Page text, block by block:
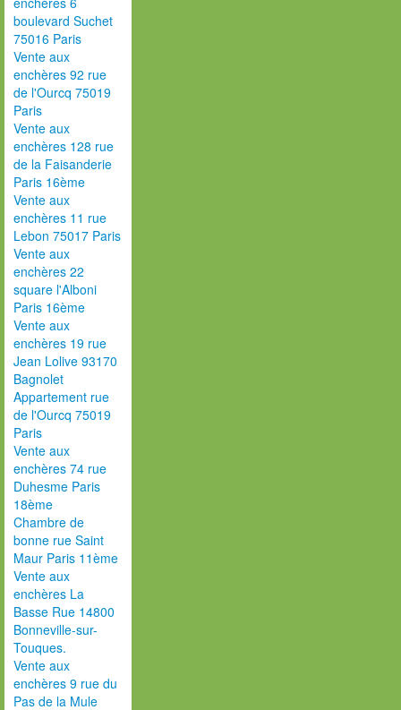
boulevard Suchet
75016 Paris
Vente aux
enchères 92 rue
de l'Ourcq 75019
Paris
Vente aux
enchères 128 rue
de la Faisanderie
Paris 16ème
Vente aux
enchères 11 rue
Lebon 75017 Paris
Vente aux
enchères 22
square l'Alboni
Paris 16ème
Vente aux
enchères 19 rue
Jean Lolive 93170
Bagnolet
Appartement rue
de l'Ourcq 75019
Paris
Vente aux
enchères 74 rue
Duhesme Paris
18ème
Chambre de
bonne rue Saint
Maur Paris 11ème
Vente aux
enchères La
Basse Rue 14800
Bonneville-sur-
Touques.
Vente aux
enchères 9 rue du
Pas de la Mule